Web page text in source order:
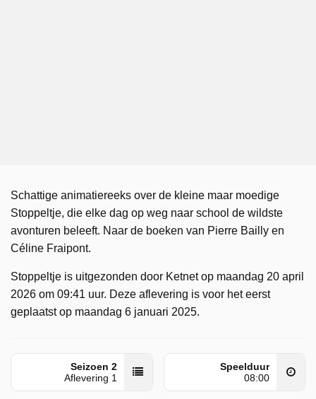
Schattige animatiereeks over de kleine maar moedige
Stoppeltje, die elke dag op weg naar school de wildste
avonturen beleeft. Naar de boeken van Pierre Bailly en
Céline Fraipont.
Stoppeltje is uitgezonden door Ketnet op maandag 20 april
2026 om 09:41 uur. Deze aflevering is voor het eerst
geplaatst op maandag 6 januari 2025.
Seizoen 2
Aflevering 1
Speelduur
08:00